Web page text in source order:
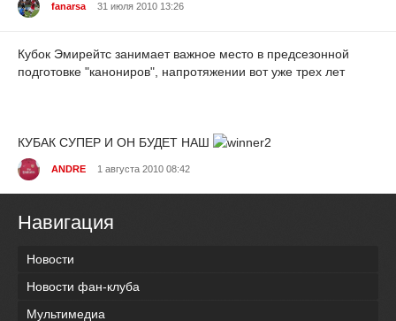
fanarsa 31 июля 2010 13:26
Кубок Эмирейтс занимает важное место в предсезонной
подготовке "канониров", напротяжении вот уже трех лет
КУБАК СУПЕР И ОН БУДЕТ НАШ
ANDRE 1 августа 2010 08:42
Навигация
Новости
Новости фан-клуба
Мультимедиа